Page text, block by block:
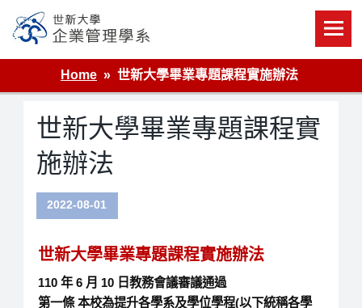
content
世新大學企業管理學系
Home
世新大學畢業專題課程實施辦法
世新大學畢業專題課程實
施辦法
2022-08-01
世新大學畢業專題課程實施辦法
110 年 6 月 10 日教務會議審議通過
第一條 本校為提升各學系及學位學程(以下統稱各學